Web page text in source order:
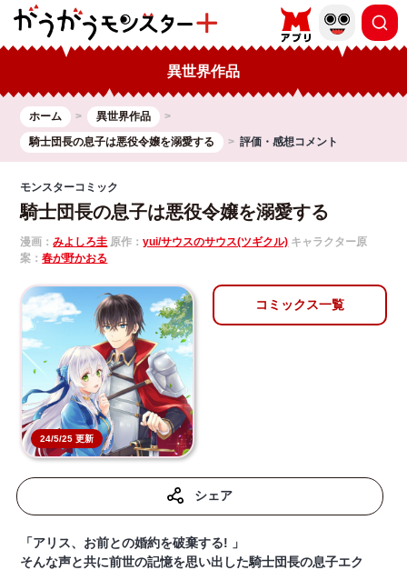
異世界作品
ホーム
異世界作品
騎士団長の息子は悪役令嬢を溺愛する
評価・感想コメント
モンスターコミック
騎士団長の息子は悪役令嬢を溺愛する
漫画：みよしろ圭 原作：yui/サウスのサウス(ツギクル) キャラクター原
案：春が野かおる
24/5/25 更新
コミックス一覧
シェア
「アリス、お前との婚約を破棄する! 」
そんな声と共に前世の記憶を思い出した騎士団長の息子エク